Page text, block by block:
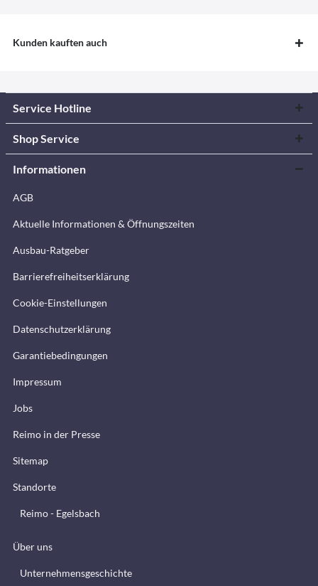
Kunden kauften auch
Service Hotline
Shop Service
Informationen
AGB
Aktuelle Informationen & Öffnungszeiten
Ausbau-Ratgeber
Barrierefreiheitserklärung
Cookie-Einstellungen
Datenschutzerklärung
Garantiebedingungen
Impressum
Jobs
Reimo in der Presse
Sitemap
Standorte
Reimo - Egelsbach
Über uns
Unternehmensgeschichte